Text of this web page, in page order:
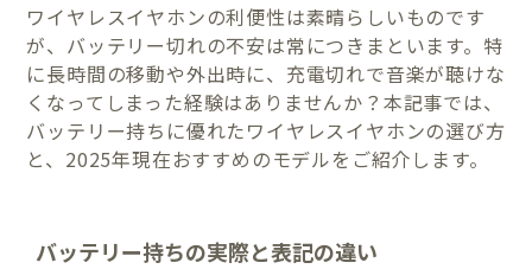
ワイヤレスイヤホンの利便性は素晴らしいものです
が、バッテリー切れの不安は常につきまといます。特
に長時間の移動や外出時に、充電切れで音楽が聴けな
くなってしまった経験はありませんか？本記事では、
バッテリー持ちに優れたワイヤレスイヤホンの選び方
と、2025年現在おすすめのモデルをご紹介します。
バッテリー持ちの実際と表記の違い